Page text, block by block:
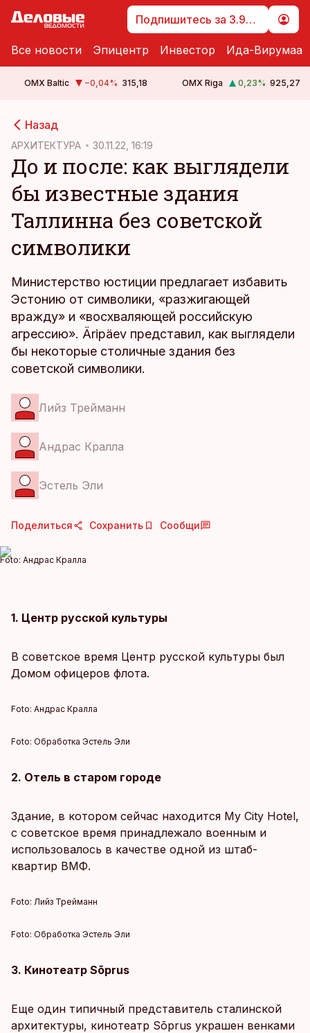
Подпишитесь за 3.99 €
Все новости Эпицентр Инвестор Ида-Вирумаа
OMX Baltic −0,04% 315,18 OMX Riga 0,23% 925,27
Назад
АРХИТЕКТУРА 30.11.22, 16:19
До и после: как выглядели
бы известные здания
Таллинна без советской
символики
Министерство юстиции предлагает избавить
Эстонию от символики, «разжигающей
вражду» и «восхваляющей российскую
агрессию». Äripäev представил, как выглядели
бы некоторые столичные здания без
советской символики.
Лийз Трейманн
Андрас Кралла
Эстель Эли
Поделиться Сохранить Сообщи
Foto: Андрас Кралла
1. Центр русской культуры
В советское время Центр русской культуры был
Домом офицеров флота.
Foto: Андрас Кралла
Foto: Обработка Эстель Эли
2. Отель в старом городе
Здание, в котором сейчас находится My City Hotel,
с советское время принадлежало военным и
использовалось в качестве одной из штаб-
квартир ВМФ.
Foto: Лийз Трейманн
Foto: Обработка Эстель Эли
3. Кинотеатр Sõprus
Еще один типичный представитель сталинской
архитектуры, кинотеатр Sõprus украшен венками